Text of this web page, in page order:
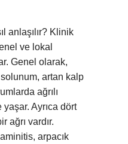
anlaşılır? Klinik
ve lokal
Genel olarak,
solunum, artan kalp
ağrılı
yaşar. Ayrıca dört
ağrı vardır.
arpacık